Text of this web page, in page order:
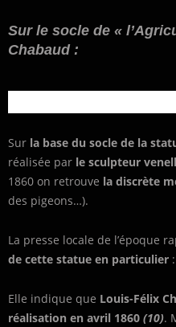
Sur le socle de «
Chabaud :
Sur la base du socle de la
réalisée par le sculpteur
1860 on retrouve la discrète
des pigeons…).
La presse locale de l’époque
de cette statue en particulier :
Elle indique que Louis-Félix
réalisation en avril 1860 (10).